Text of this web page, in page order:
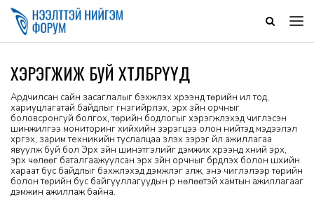
ХЭРЭГЖИЖ БУЙ ХӨТӨЛБӨРҮҮД
Ардчилсан сайн засаглалыг бэхжүүлэх хүрээнд төрийн ил тод,
хариуцлагатай байдлыг гүнзгийрүүлэх, эрх зүйн орчныг
боловсронгуй болгох, төрийн бодлогыг хэрэгжүүлэхэд чиглэсэн
шинжилгээ мониторинг хийхийн зэрэгцээ олон нийтэд мэдээлэл
хүргэх, зарим техникийн туслалцаа үзүүлэх зэрэг үйл ажиллагаа
явуулж буй бол Эрх зүйн шинэтгэлийг дэмжих хүрээнд хүний эрх,
эрх чөлөөг баталгаажуулсан эрх зүйн орчныг бүрдүүлэх болон шүүхийн
хараат бус байдлыг бэхжүүлэхэд дэмжлэг үзүүлж, энэ чиглэлээр төрийн
болон төрийн бус байгууллагуудын үр нөлөөтэй хамтын ажиллагааг
дэмжин ажиллаж байна.